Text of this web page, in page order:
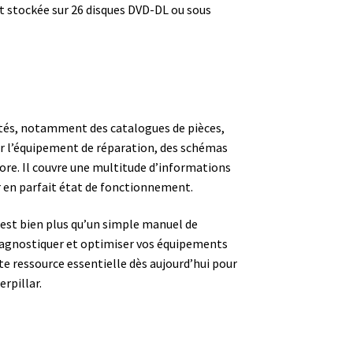
sur 26 disques DVD-DL ou sous
notamment des catalogues de pièces,
de réparation, des schémas
Il couvre une multitude d’informations
parfait état de fonctionnement.
bien plus qu’un simple manuel de
et optimiser vos équipements
essentielle dès aujourd’hui pour